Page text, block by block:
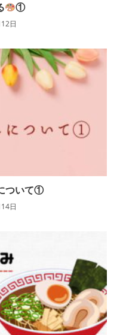
①
日
ついて①
日